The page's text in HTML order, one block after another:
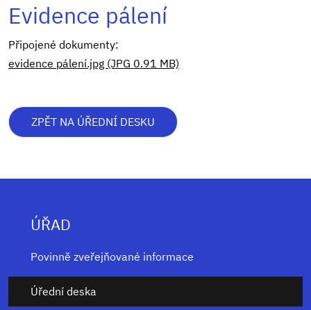
Evidence pálení
Připojené dokumenty:
evidence pálení.jpg (JPG 0.91 MB)
ZPĚT NA ÚŘEDNÍ DESKU
ÚŘAD
Povinně zveřejňované informace
Úřední deska